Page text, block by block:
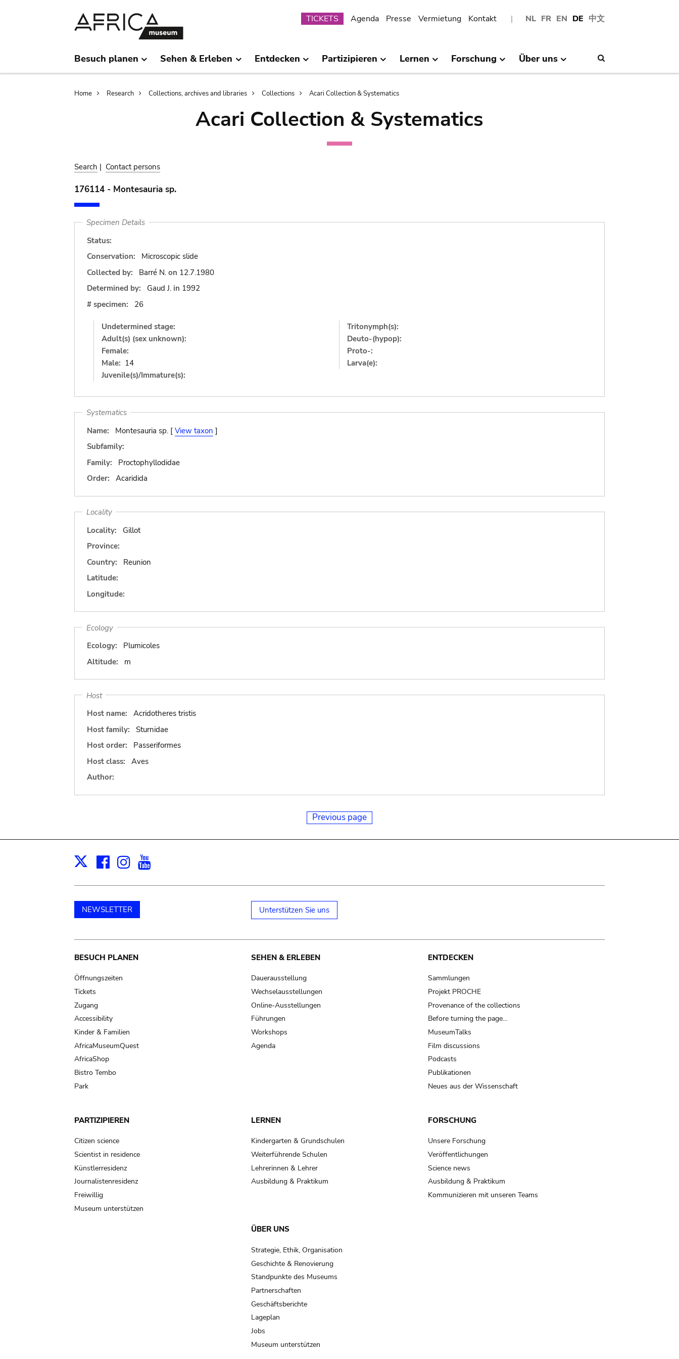
NL FR EN DE 中文
Submenu
TICKETS Agenda Presse Vermietung Kontakt
Besuch planen Sehen & Erleben Entdecken Partizipieren Lernen Forschung Über uns
Breadcrumb
Home Research Collections, archives and libraries Collections Acari Collection & Systematics
Acari Collection & Systematics
Search | Contact persons
176114 - Montesauria sp.
Specimen Details
Status:
Conservation:
Microscopic slide
Collected by:
Barré N. on 12.7.1980
Determined by:
Gaud J. in 1992
# specimen:
26
Undetermined stage:
Adult(s) (sex unknown):
Female:
Male: 14
Juvenile(s)/Immature(s):
Tritonymph(s):
Deuto-(hypop):
Proto-:
Larva(e):
Systematics
Name:
Montesauria sp. [ View taxon ]
Subfamily:
Family:
Proctophyllodidae
Order:
Acaridida
Locality
Locality:
Gillot
Province:
Country:
Reunion
Latitude:
Longitude:
Ecology
Ecology:
Plumicoles
Altitude:
m
Host
Host name:
Acridotheres tristis
Host family:
Sturnidae
Host order:
Passeriformes
Host class:
Aves
Author:
Previous page
X Facebook
Instagram
NEWSLETTER Unterstützen Sie uns
Main
navigation
BESUCH PLANEN
Öffnungszeiten
Tickets
Zugang
Accessibility
Kinder & Familien
AfricaMuseumQuest
AfricaShop
Bistro Tembo
Park
SEHEN & ERLEBEN
Dauerausstellung
Wechselausstellungen
Online-Ausstellungen
Führungen
Workshops
Agenda
ENTDECKEN
Sammlungen
Projekt PROCHE
Provenance of the collections
Before turning the page…
MuseumTalks
Film discussions
Podcasts
Publikationen
Neues aus der Wissenschaft
PARTIZIPIEREN
Citizen science
Scientist in residence
Künstlerresidenz
Journalistenresidenz
Freiwillig
Museum unterstützen
LERNEN
Kindergarten & Grundschulen
Weiterführende Schulen
Lehrerinnen & Lehrer
Ausbildung & Praktikum
FORSCHUNG
Unsere Forschung
Veröffentlichungen
Science news
Ausbildung & Praktikum
Kommunizieren mit unseren Teams
ÜBER UNS
Strategie, Ethik, Organisation
Geschichte & Renovierung
Standpunkte des Museums
Partnerschaften
Geschäftsberichte
Lageplan
Jobs
Museum unterstützen